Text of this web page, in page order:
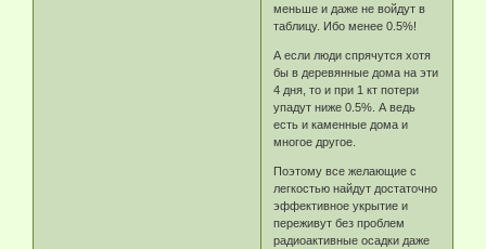
меньше и даже не войдут в
таблицу. Ибо менее 0.5%!
А если люди спрячутся хотя
бы в деревянные дома на эти
4 дня, то и при 1 кт потери
упадут ниже 0.5%. А ведь
есть и каменные дома и
многое другое.
Поэтому все желающие с
легкостью найдут достаточно
эффективное укрытие и
переживут без проблем
радиоактивные осадки даже